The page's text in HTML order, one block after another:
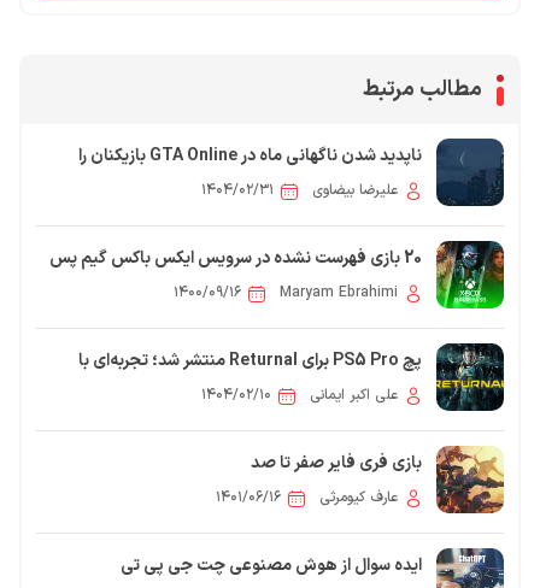
مطالب مرتبط
ناپدید شدن ناگهانی ماه در GTA Online بازیکنان را
شگفت‌زده کرد
علیرضا بیضاوی ۱۴۰۴/۰۲/۳۱
20 بازی فهرست نشده در سرویس ایکس باکس گیم پس
Maryam Ebrahimi ۱۴۰۰/۰۹/۱۶
پچ PS5 Pro برای Returnal منتشر شد؛ تجربه‌ای با
وضوح بالاتر، بدون تغییر در نرخ فریم
علی اکبر ایمانی ۱۴۰۴/۰۲/۱۰
بازی فری فایر صفر تا صد
عارف کیومرثی ۱۴۰۱/۰۶/۱۶
ایده سوال از هوش مصنوعی چت جی پی تی